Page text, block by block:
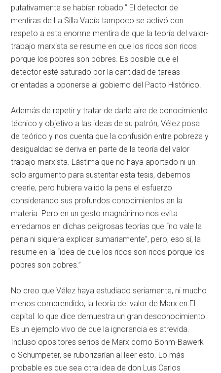
putativamente se habían robado.” El detector de
mentiras de La Silla Vacía tampoco se activó con
respeto a esta enorme mentira de que la teoría del valor-
trabajo marxista se resume en que los ricos son ricos
porque los pobres son pobres. Es posible que el
detector esté saturado por la cantidad de tareas
orientadas a oponerse al gobierno del Pacto Histórico.
Además de repetir y tratar de darle aire de conocimiento
técnico y objetivo a las ideas de su patrón, Vélez posa
de teórico y nos cuenta que la confusión entre pobreza y
desigualdad se deriva en parte de la teoría del valor
trabajo marxista. Lástima que no haya aportado ni un
solo argumento para sustentar esta tesis, debemos
creerle, pero hubiera valido la pena el esfuerzo
considerando sus profundos conocimientos en la
materia. Pero en un gesto magnánimo nos evita
enredarnos en dichas peligrosas teorías que “no vale la
pena ni siquiera explicar sumariamente”, pero, eso sí, la
resume en la “idea de que los ricos son ricos porque los
pobres son pobres.”
No creo que Vélez haya estudiado seriamente, ni mucho
menos comprendido, la teoría del valor de Marx en El
capital: lo que dice demuestra un gran desconocimiento.
Es un ejemplo vivo de que la ignorancia es atrevida.
Incluso opositores serios de Marx como Bohm-Bawerk
o Schumpeter, se ruborizarían al leer esto. Lo más
probable es que sea otra idea de don Luis Carlos